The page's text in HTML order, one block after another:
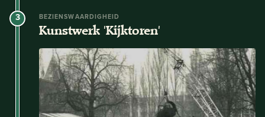
3 BEZIENSWAARDIGHEID
Kunstwerk 'Kijktoren'